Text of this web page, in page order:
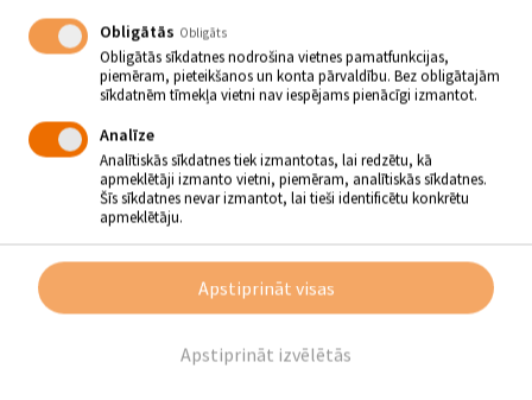
Salas Tautas nams
11. novembrī, kad Lāčplēša dienā pieminam par Latvijas
neatkarību kritušos karavīrus un atzīmējam Latvijas
armijas uzvaru pār Bermonta karaspēku 1919. gadā,
salāniešus un ciemata viesus aicinām piedalīties gaismas
akcijā “Sēlijas gaisma Latvijai!” un atceres brīdī kopā ar
Alisi Kļaviņu.
No pl. 18.00 Salas ciemata centrā notiks gaismas akcija
“Sēlijas gaisma Latvijai!” , kurā ikvienu aicinām piedalīties, lai
godinātu brīvības cīņās kritušos varoņus, veidojot gaismas rakstus
ar līdzi paņemto svecīti.
Pl. 19.00 atceres brīdī pie Salas Tautas nama muzicēs
. Skanēs Alises dziesmas ar Rutas Štelmaheres un
Obligātās Obligāts
Obligātās sīkdatnes nodrošina vietnes pamatfunkcijas,
piemēram, pieteikšanos un konta pārvaldību. Bez obligātajām
sīkdatnēm tīmekļa vietni nav iespējams pienācīgi izmantot.
Analīze
Analītiskās sīkdatnes tiek izmantotas, lai redzētu, kā
apmeklētāji izmanto vietni, piemēram, analītiskās sīkdatnes.
Šīs sīkdatnes nevar izmantot, lai tieši identificētu konkrētu
apmeklētāju.
Apstiprināt izvēlētās
Apstiprināt visas